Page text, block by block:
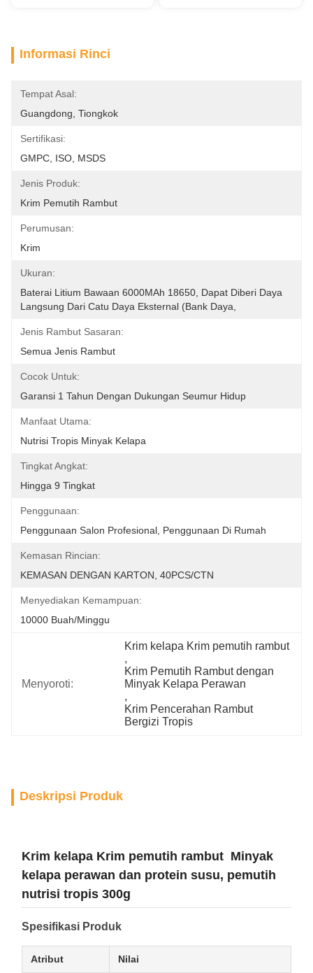
Informasi Rinci
Tempat Asal:
Guangdong, Tiongkok
Sertifikasi:
GMPC, ISO, MSDS
Jenis Produk:
Krim Pemutih Rambut
Perumusan:
Krim
Ukuran:
Baterai Litium Bawaan 6000MAh 18650, Dapat Diberi Daya
Langsung Dari Catu Daya Eksternal (bank Daya,
Jenis Rambut Sasaran:
Semua Jenis Rambut
Cocok Untuk:
Garansi 1 Tahun Dengan Dukungan Seumur Hidup
Manfaat Utama:
Nutrisi Tropis Minyak Kelapa
Tingkat Angkat:
Hingga 9 Tingkat
Penggunaan:
Penggunaan Salon Profesional, Penggunaan Di Rumah
Kemasan Rincian:
KEMASAN DENGAN KARTON, 40PCS/CTN
Menyediakan Kemampuan:
10000 Buah/minggu
Menyoroti:
Krim kelapa Krim pemutih rambut
,
Krim Pemutih Rambut dengan
Minyak Kelapa Perawan
,
Krim Pencerahan Rambut
Bergizi Tropis
Deskripsi Produk
Krim kelapa Krim pemutih rambut ️ Minyak
kelapa perawan dan protein susu, pemutih
nutrisi tropis 300g
Spesifikasi Produk
Atribut Nilai